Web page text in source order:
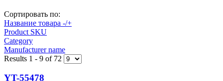
Сортировать по:
Название товара -/+
Product SKU
Category
Manufacturer name
Results 1 - 9 of 72
YT-55478